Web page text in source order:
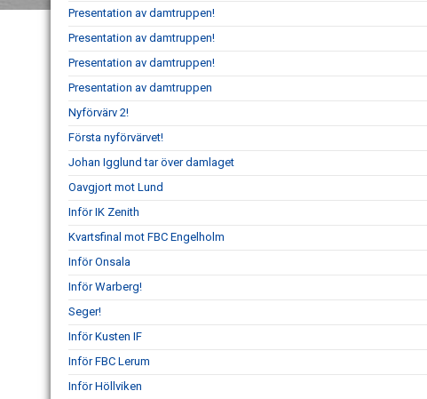
Presentation av damtruppen!
Presentation av damtruppen!
Presentation av damtruppen!
Presentation av damtruppen
Nyförvärv 2!
Första nyförvärvet!
Johan Igglund tar över damlaget
Oavgjort mot Lund
Inför IK Zenith
Kvartsfinal mot FBC Engelholm
Inför Onsala
Inför Warberg!
Seger!
Inför Kusten IF
Inför FBC Lerum
Inför Höllviken